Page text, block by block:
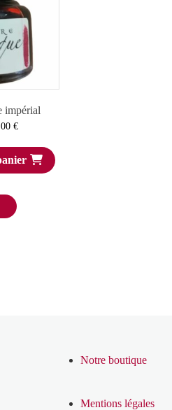
impérial
€
Notre boutique
Mentions légales